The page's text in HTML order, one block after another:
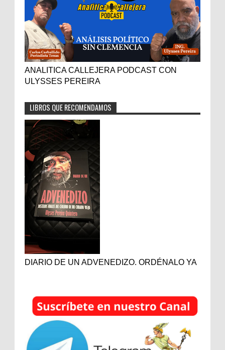
ANALITICA CALLEJERA PODCAST CON
ULYSSES PEREIRA
LIBROS QUE RECOMENDAMOS
DIARIO DE UN ADVENEDIZO. ORDÉNALO YA